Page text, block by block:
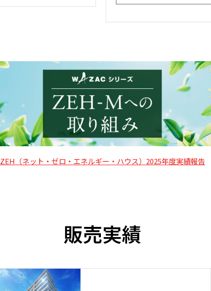
ZEH（ネット・ゼロ・エネルギー・ハウス） 2025年度実績報告
販売実績
群馬県
群馬